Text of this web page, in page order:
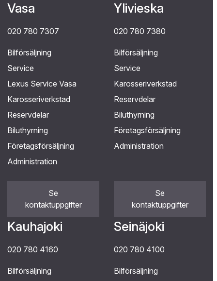
Vasa
020 780 7307
Bilförsäljning
Service
Lexus Service Vasa
Karosseriverkstad
Reservdelar
Biluthyrning
Företagsförsäljning
Administration
Se
kontaktuppgifter
Ylivieska
020 780 7380
Bilförsäljning
Service
Karosseriverkstad
Reservdelar
Biluthyrning
Företagsförsäljning
Administration
Se
kontaktuppgifter
Kauhajoki
020 780 4160
Bilförsäljning
Seinäjoki
020 780 4100
Bilförsäljning